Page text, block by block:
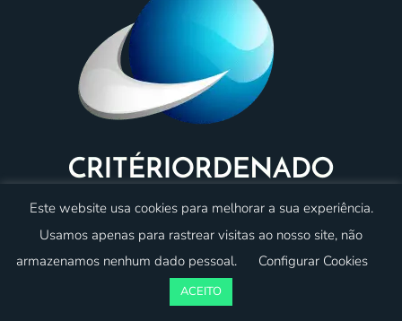
© 2023 Critériordenado. Todos os direitos reservados.
Este website usa cookies para melhorar a sua experiência.
Usamos apenas para rastrear visitas ao nosso site, não
armazenamos nenhum dado pessoal.
Configurar Cookies
ACEITO